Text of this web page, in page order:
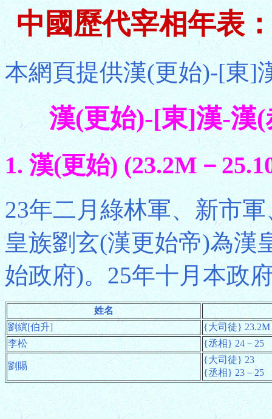
中國歷代宰相年表
本網頁提供漢(更始)-[東]
漢(更始)-[東]漢-漢
1. 漢(更始) (23.2M－
23年二月綠林軍、新市
皇族劉玄(漢更始帝)為漢
始政府)。25年十月本政
姓名
劉縯[伯升]
{大司徒} 23.2M
李松
{丞相} 24－25
劉賜
{大司徒} 23
{丞相} 23－25